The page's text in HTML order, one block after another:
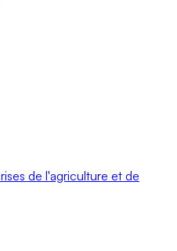
de l'agriculture et de